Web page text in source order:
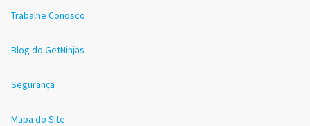
Trabalhe Conosco
Blog do GetNinjas
Segurança
Mapa do Site